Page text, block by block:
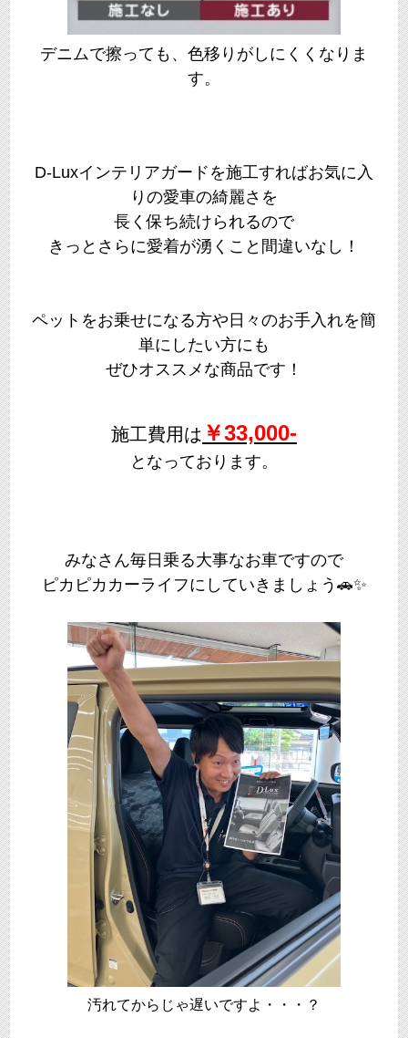
デニムで擦っても、色移りがしにくくなりま
す。
D-Luxインテリアガードを施工すればお気に入
りの愛車の綺麗さを
長く保ち続けられるので
きっとさらに愛着が湧くこと間違いなし！
ペットをお乗せになる方や日々のお手入れを簡
単にしたい方にも
ぜひオススメな商品です！
施工費用は ￥33,000-
となっております。
みなさん毎日乗る大事なお車ですので
ピカピカカーライフにしていきましょう🚗✨
汚れてからじゃ遅いですよ・・・？